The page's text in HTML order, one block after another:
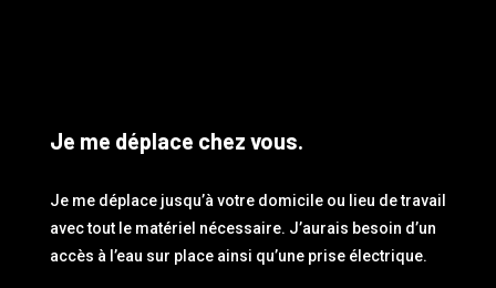
Je me déplace chez vous.
Je me déplace jusqu’à votre domicile ou lieu de travail
avec tout le matériel nécessaire. J’aurais besoin d’un
accès à l’eau sur place ainsi qu’une prise électrique.